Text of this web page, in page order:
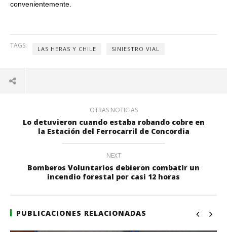
convenientemente.
TAGS: LAS HERAS Y CHILE SINIESTRO VIAL
OTRAS NOTICIAS
Lo detuvieron cuando estaba robando cobre en
la Estación del Ferrocarril de Concordia
NEXT
Bomberos Voluntarios debieron combatir un
incendio forestal por casi 12 horas
PUBLICACIONES RELACIONADAS